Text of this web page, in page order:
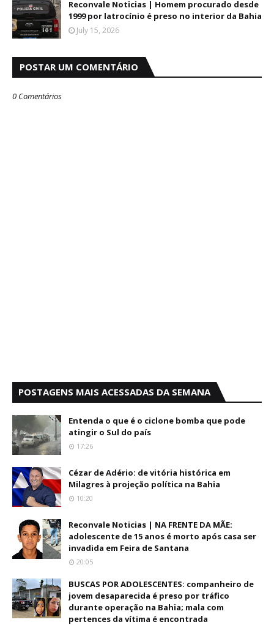
Reconvale Noticias | Homem procurado desde
1999 por latrocínio é preso no interior da Bahia
July 15, 2026
POSTAR UM COMENTÁRIO
0 Comentários
POSTAGENS MAIS ACESSADAS DA SEMANA
Entenda o que é o ciclone bomba que pode
atingir o Sul do país
17:26
Cézar de Adério: de vitória histórica em
Milagres à projeção política na Bahia
10:20
Reconvale Noticias | NA FRENTE DA MÃE:
adolescente de 15 anos é morto após casa ser
invadida em Feira de Santana
20:05
BUSCAS POR ADOLESCENTES: companheiro de
jovem desaparecida é preso por tráfico
durante operação na Bahia; mala com
pertences da vítima é encontrada